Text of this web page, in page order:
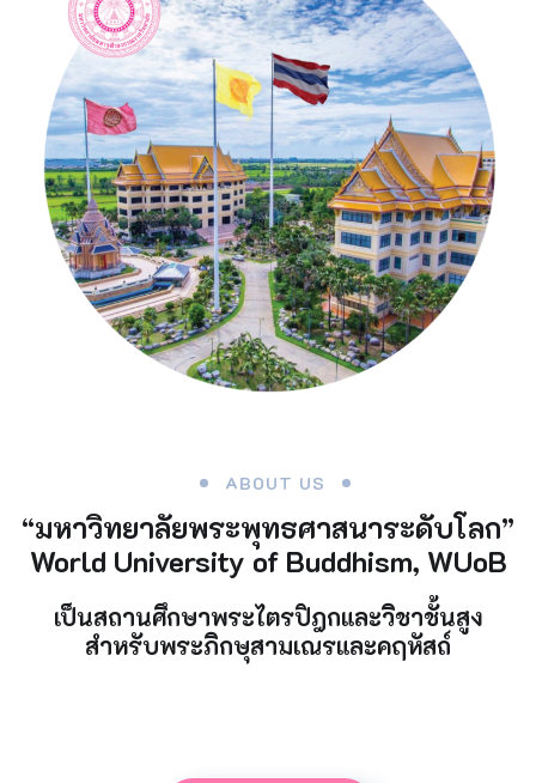
ABOUT US
“มหาวิทยาลัยพระพุทธศาสนาระดับโลก”
World University of Buddhism, WUoB
เป็นสถานศึกษาพระไตรปิฎกและวิชาชั้นสูง
สำหรับพระภิกษุสามเณรและคฤหัสถ์